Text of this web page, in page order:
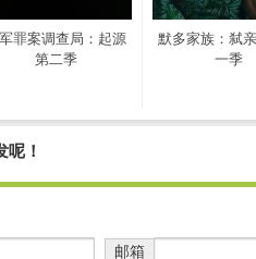
罪案调查局：起源
第二季
默多家族：弑
一季
！
邮箱